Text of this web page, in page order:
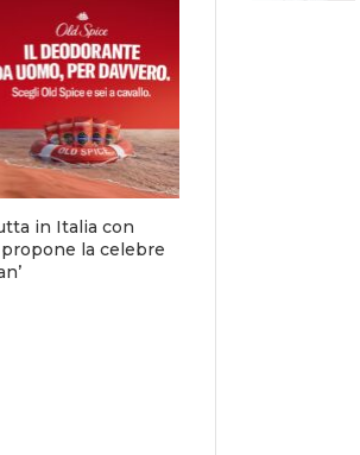
in Italia con
la celebre